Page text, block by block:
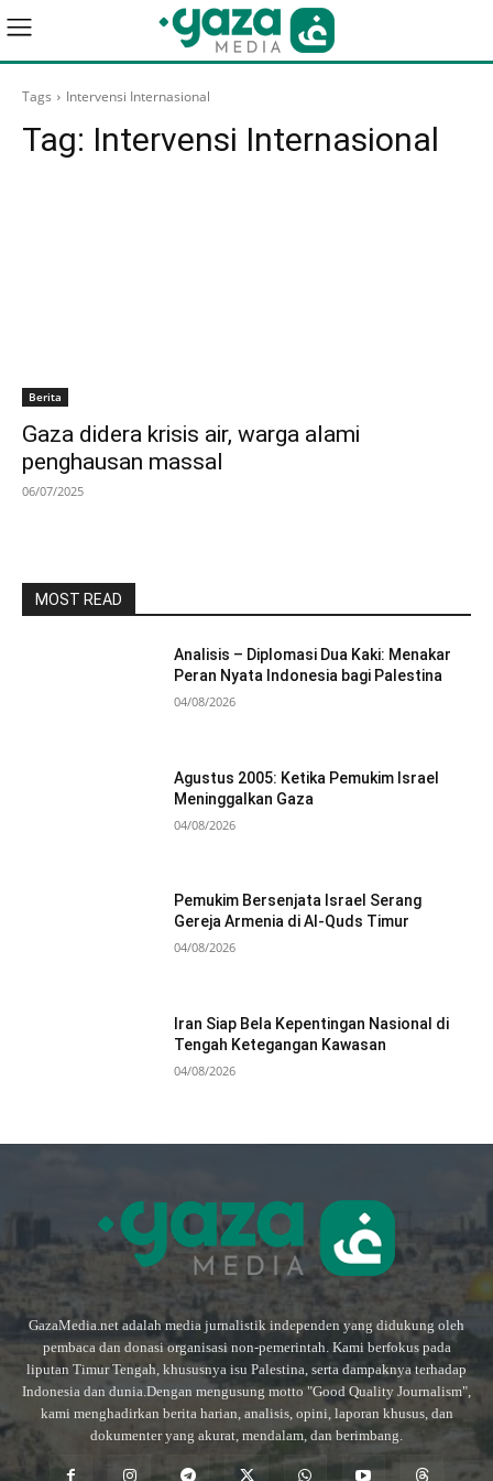
Tags Intervensi Internasional
Tag: Intervensi Internasional
Berita
Gaza didera krisis air, warga alami
penghausan massal
06/07/2025
MOST READ
Analisis – Diplomasi Dua Kaki: Menakar
Peran Nyata Indonesia bagi Palestina
04/08/2026
Agustus 2005: Ketika Pemukim Israel
Meninggalkan Gaza
04/08/2026
Pemukim Bersenjata Israel Serang
Gereja Armenia di Al-Quds Timur
04/08/2026
Iran Siap Bela Kepentingan Nasional di
Tengah Ketegangan Kawasan
04/08/2026
GazaMedia.net adalah media jurnalistik independen yang didukung oleh
pembaca dan donasi organisasi non-pemerintah. Kami berfokus pada
liputan Timur Tengah, khususnya isu Palestina, serta dampaknya terhadap
Indonesia dan dunia.Dengan mengusung motto "Good Quality Journalism",
kami menghadirkan berita harian, analisis, opini, laporan khusus, dan
dokumenter yang akurat, mendalam, dan berimbang.